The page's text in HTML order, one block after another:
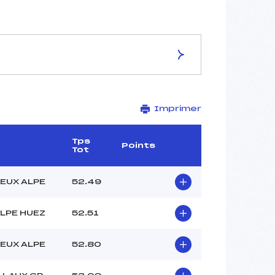
STADE DE MONT-FRAIS
1937
3527/01/18
11H45
MAZEL (DA)
GINESTET (DA)
Imprimer
Tps
Tot
Points
ALPE 52.49
HUEZ 52.51
ALPE 52.80